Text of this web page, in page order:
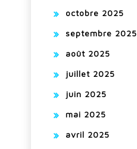
octobre 2025
septembre 2025
août 2025
juillet 2025
juin 2025
mai 2025
avril 2025